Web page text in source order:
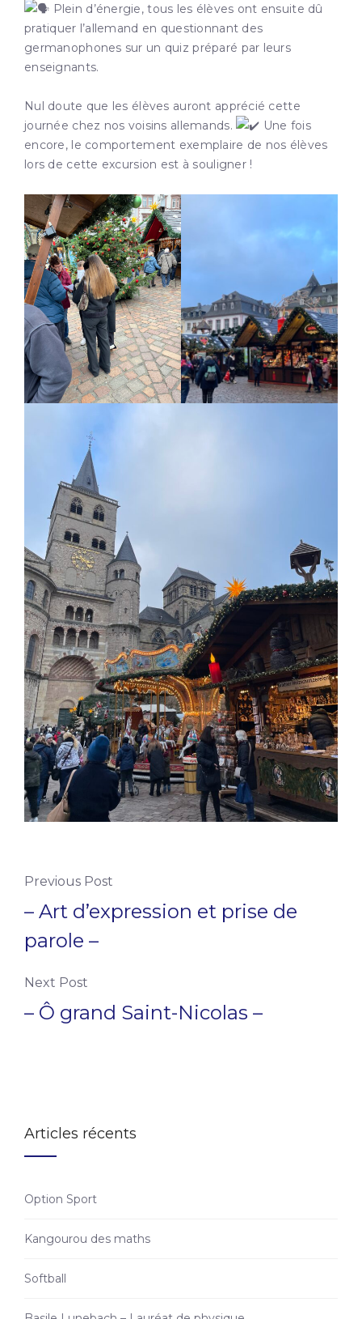
Plein d’énergie, tous les élèves ont ensuite dû
pratiquer l’allemand en questionnant des
germanophones sur un quiz préparé par leurs
enseignants.
Nul doute que les élèves auront apprécié cette
journée chez nos voisins allemands.
Une fois
encore, le comportement exemplaire de nos élèves
lors de cette excursion est à souligner !
Previous Post
– Art d’expression et prise de
parole –
Next Post
– Ô grand Saint-Nicolas –
Articles récents
Option Sport
Kangourou des maths
Softball